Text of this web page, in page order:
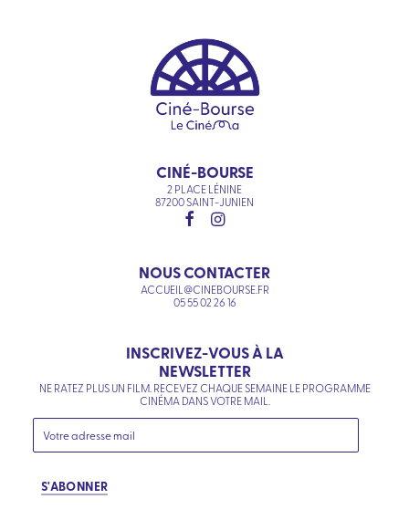
CINÉ-BOURSE
2 PLACE LÉNINE
87200 SAINT-JUNIEN
NOUS CONTACTER
ACCUEIL@CINEBOURSE.FR
05 55 02 26 16
INSCRIVEZ-VOUS À LA
NEWSLETTER
NE RATEZ PLUS UN FILM. RECEVEZ CHAQUE SEMAINE LE PROGRAMME
CINÉMA DANS VOTRE MAIL.
S'ABONNER